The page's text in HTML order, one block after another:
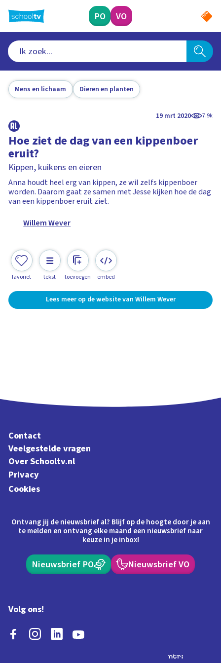
naar
hoofdinhoud
PO VO
Mens en lichaam Dieren en planten
19 mrt 2020 7.9k
Hoe ziet de dag van een kippenboer
eruit?
Kippen, kuikens en eieren
Anna houdt heel erg van kippen, ze wil zelfs kippenboer
worden. Daarom gaat ze samen met Jesse kijken hoe de dag
van een kippenboer eruit ziet.
Willem Wever
favoriet tekst toevoegen embed
Lees meer op de website van Willem Wever
Contact
Veelgestelde vragen
Over Schooltv.nl
Privacy
Cookies
Ontvang jij de nieuwsbrief al? Blijf op de hoogte door je aan
te melden en ontvang elke maand een nieuwsbrief naar
keuze in je inbox!
Nieuwsbrief PO Nieuwsbrief VO
Volg ons!